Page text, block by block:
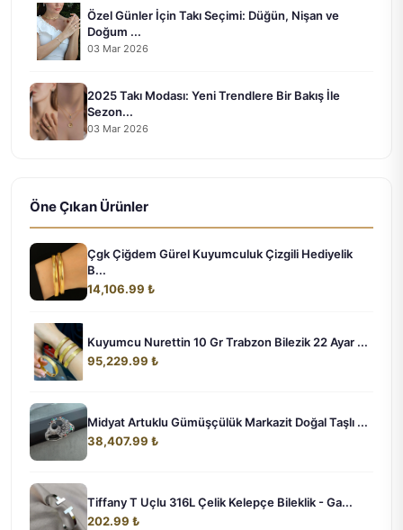
Özel Günler İçin Takı Seçimi: Düğün, Nişan ve
Doğum ...
03 Mar 2026
2025 Takı Modası: Yeni Trendlere Bir Bakış İle
Sezon...
03 Mar 2026
Öne Çıkan Ürünler
Çgk Çiğdem Gürel Kuyumculuk Çizgili Hediyelik
B...
14,106.99 ₺
Kuyumcu Nurettin 10 Gr Trabzon Bilezik 22 Ayar ...
95,229.99 ₺
Midyat Artuklu Gümüşçülük Markazit Doğal Taşlı ...
38,407.99 ₺
Tiffany T Uçlu 316L Çelik Kelepçe Bileklik - Ga...
202.99 ₺